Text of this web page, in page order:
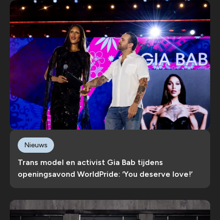
Trans model en activist Gia Bab tijdens
openingsavond WorldPride: ‘You deserve love!’
Nieuws